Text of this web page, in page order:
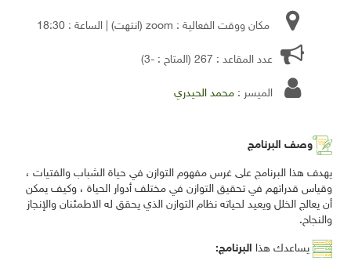
مكان ووقت الفعالية : zoom (انتهت) | الساعة : 18:30
عدد المقاعد : 267 (المتاح : -3)
الميسر : محمد الحيدري
وصف البرنامج
يهدف هذا البرنامج على غرس مفهوم التوازن في حياة الشباب والفتيات ،
وقياس قدراتهم في تحقيق التوازن في مختلف أدوار الحياة ، وكيف يمكن
أن يعالج الخلل ويعيد لحياته نظام التوازن الذي يحقق له الاطمئنان والإنجاز
والنجاح.
يساعدك هذا البرنامج: